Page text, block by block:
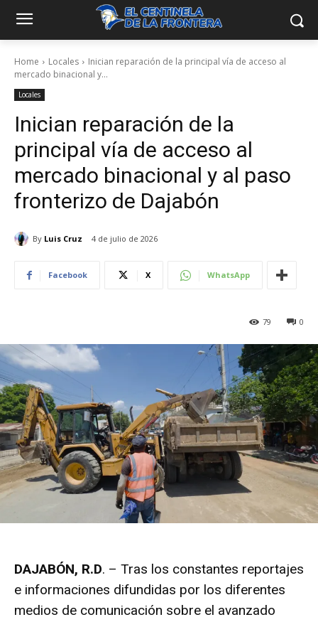
Home Locales
Inician reparación de la principal vía de acceso al
mercado binacional y...
Locales
Inician reparación de la
principal vía de acceso al
mercado binacional y al paso
fronterizo de Dajabón
By Luis Cruz 4 de julio de 2026
Facebook X WhatsApp
0
79
DAJABÓN, R.D. – Tras los constantes reportajes
e informaciones difundidas por los diferentes
medios de comunicación sobre el avanzado